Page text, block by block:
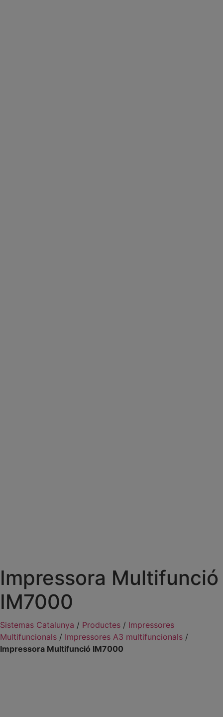
Impressora Multifunció
IM7000
Sistemas Catalunya / Productes / Impressores
Multifuncionals / Impressores A3 multifuncionals /
Impressora Multifunció IM7000